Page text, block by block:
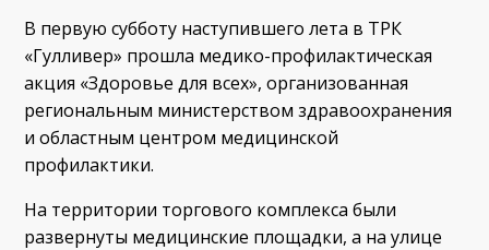
В первую субботу наступившего лета в ТРК
«Гулливер» прошла медико-профилактическая
акция «Здоровье для всех», организованная
региональным министерством здравоохранения
и областным центром медицинской
профилактики.
На территории торгового комплекса были
развернуты медицинские площадки, а на улице